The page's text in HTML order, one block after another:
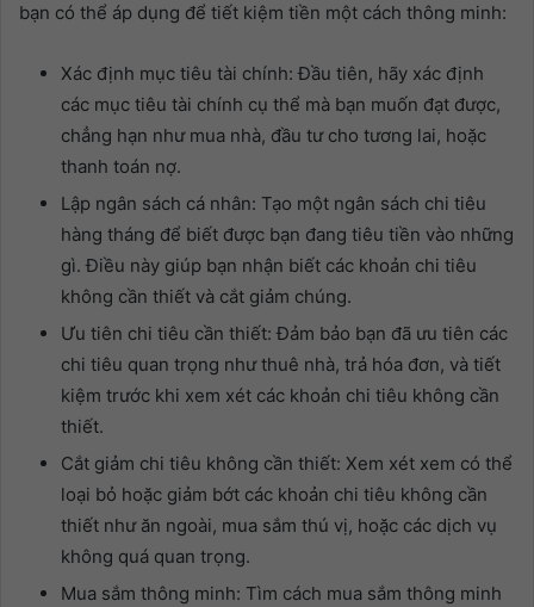
bạn có thể áp dụng để tiết kiệm tiền một cách thông minh:
Xác định mục tiêu tài chính: Đầu tiên, hãy xác định
các mục tiêu tài chính cụ thể mà bạn muốn đạt được,
chẳng hạn như mua nhà, đầu tư cho tương lai, hoặc
thanh toán nợ.
Lập ngân sách cá nhân: Tạo một ngân sách chi tiêu
hàng tháng để biết được bạn đang tiêu tiền vào những
gì. Điều này giúp bạn nhận biết các khoản chi tiêu
không cần thiết và cắt giảm chúng.
Ưu tiên chi tiêu cần thiết: Đảm bảo bạn đã ưu tiên các
chi tiêu quan trọng như thuê nhà, trả hóa đơn, và tiết
kiệm trước khi xem xét các khoản chi tiêu không cần
thiết.
Cắt giảm chi tiêu không cần thiết: Xem xét xem có thể
loại bỏ hoặc giảm bớt các khoản chi tiêu không cần
thiết như ăn ngoài, mua sắm thú vị, hoặc các dịch vụ
không quá quan trọng.
Mua sắm thông minh: Tìm cách mua sắm thông minh